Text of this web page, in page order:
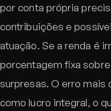
por conta própria
contribuições e
atuação. Se a renda é
porcentagem fixa
surpresas. O erro mais
como lucro integral, o